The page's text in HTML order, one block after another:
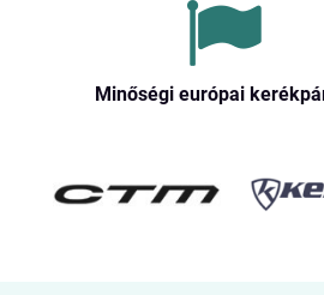
Minőségi európai